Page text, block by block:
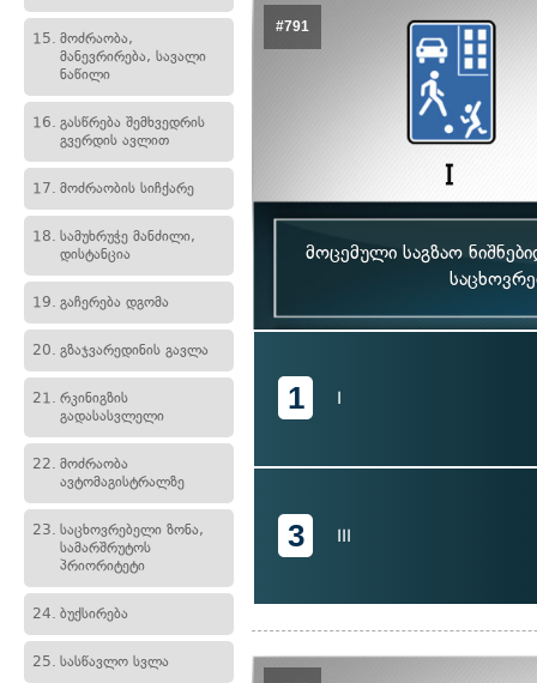
15. მოძრაობა,
მანევრირება, სავალი
ნაწილი
16. გასწრება შემხვედრის
გვერდის ავლით
17. მოძრაობის სიჩქარე
18. სამუხრუჭე მანძილი,
დისტანცია
19. გაჩერება დგომა
20. გზაჯვარედინის გავლა
21. რკინიგზის
გადასასვლელი
22. მოძრაობა
ავტომაგისტრალზე
23. საცხოვრებელი ზონა,
სამარშრუტოს
პრიორიტეტი
24. ბუქსირება
25. სასწავლო სვლა
#791
მოცემული საგზაო
1 I
3 III